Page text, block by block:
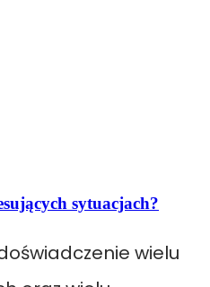
sytuacjach?
wielu